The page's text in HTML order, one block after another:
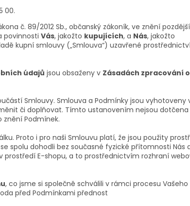
00.
č. 89/2012 Sb., občanský zákoník, ve znění
povinnosti Vás, jakožto kupujících, a Nás, jakožto
kupní smlouvy („Smlouva“) uzavřené
údajů jsou obsaženy v Zásadách zpracování
Smlouvy. Smlouva a Podmínky jsou vyhotoveny
či doplňovat. Tímto ustanovením nejsou dotčena
Podmínek.
Proto i pro naši Smlouvu platí, že jsou použity
spolu dohodli bez současné fyzické přítomnosti Nás
E-shopu, a to prostřednictvím rozhraní
, co jsme si společně schválili v rámci procesu Vašeho
před Podmínkami přednost